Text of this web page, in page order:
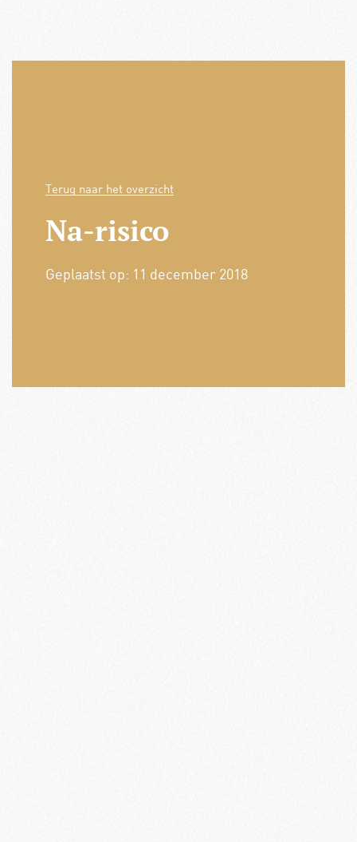
Terug naar het overzicht
Na-risico
Geplaatst op: 11 december 2018